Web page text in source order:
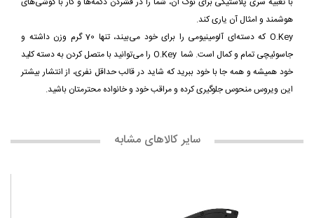
هوشمند و امثال آن یاری کند.
O.Key که دسته‌ای آلومینیومی را برای خود می‌بیند، تنها 70 گرم وزن داشته و
جاسوئیچی تمام و کمال است. شما O.Key را می‌توانید با متصل کردن به دسته کلید
خود همیشه و همه جا با خود ببرید که شاید در قالب حداقل نفری، از انتشار بیشتر
این ویروس منحوس جلوگیری کرده و مراقب خود و خانواده محترمتان باشید.
سایر کالاهای مشابه